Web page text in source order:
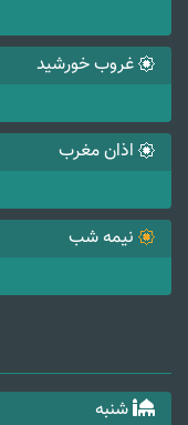
غروب خورشید
اذان مغرب
نیمه شب
شنبه